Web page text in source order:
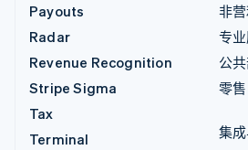
Payouts
Radar
Revenue Recognition
Stripe Sigma
Tax
Terminal
非
专
公
零售
集